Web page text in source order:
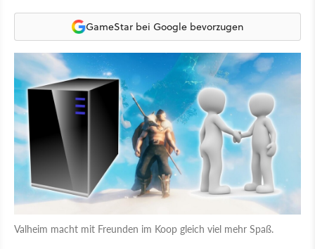
GameStar bei Google bevorzugen
Valheim macht mit Freunden im Koop gleich viel mehr Spaß.